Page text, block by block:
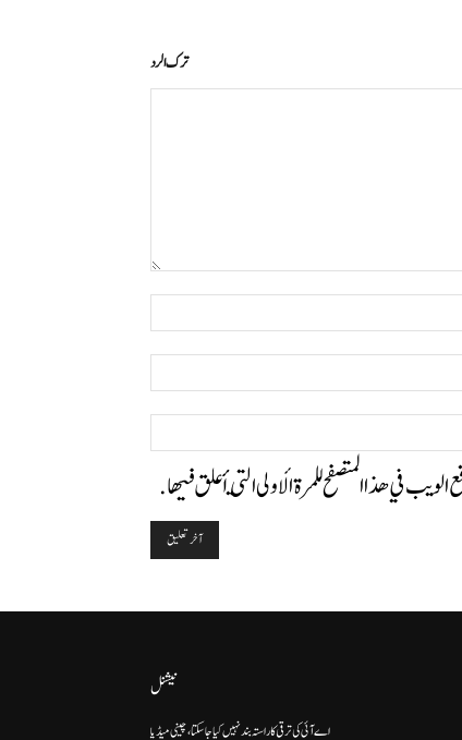
ترك الرد
التعليق:
اسم:*
البريد
الإلكتروني:*
الموقع:
الويب في هذا المتصفح للمرة الأولى التي أعلق فيها.
نیشنل
اے آئی کی ترقی کا راستہ بند نہیں کیا جا سکتا، چینی میڈیا